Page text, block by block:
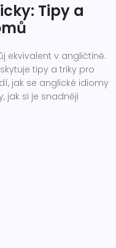
Tipy a
ekvivalent v angličtině.
tipy a triky pro
jak se anglické idiomy
jak si je snadněji